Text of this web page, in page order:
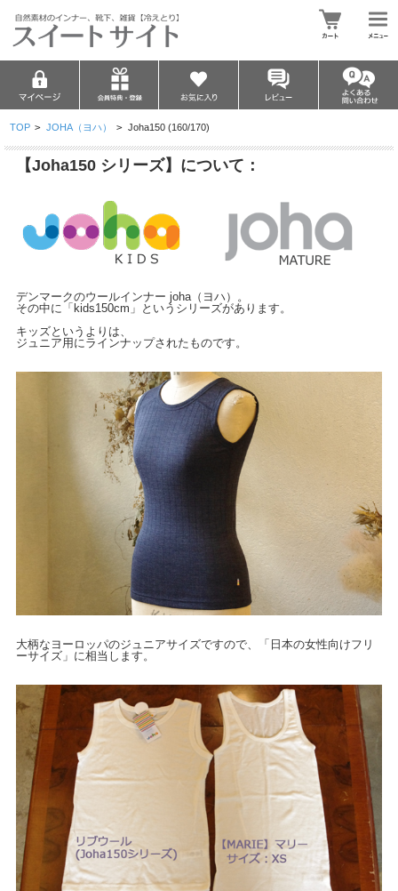
TOP > JOHA（ヨハ） > Joha150 (160/170)
【Joha150 シリーズ】について：
デンマークのウールインナー joha（ヨハ）。
その中に「kids150cm」というシリーズがあります。
キッズというよりは、
ジュニア用にラインナップされたものです。
大柄なヨーロッパのジュニアサイズですので、「日本の女性向けフリ
ーサイズ」に相当します。